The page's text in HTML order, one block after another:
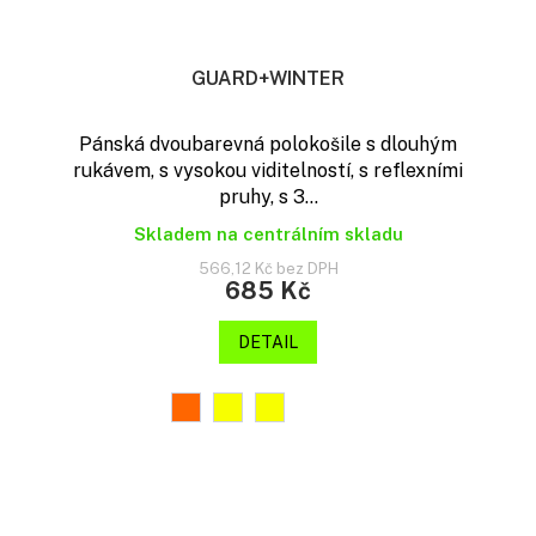
GUARD+WINTER
Pánská dvoubarevná polokošile s dlouhým
rukávem, s vysokou viditelností, s reflexními
pruhy, s 3...
Skladem na centrálním skladu
566,12 Kč bez DPH
685 Kč
DETAIL